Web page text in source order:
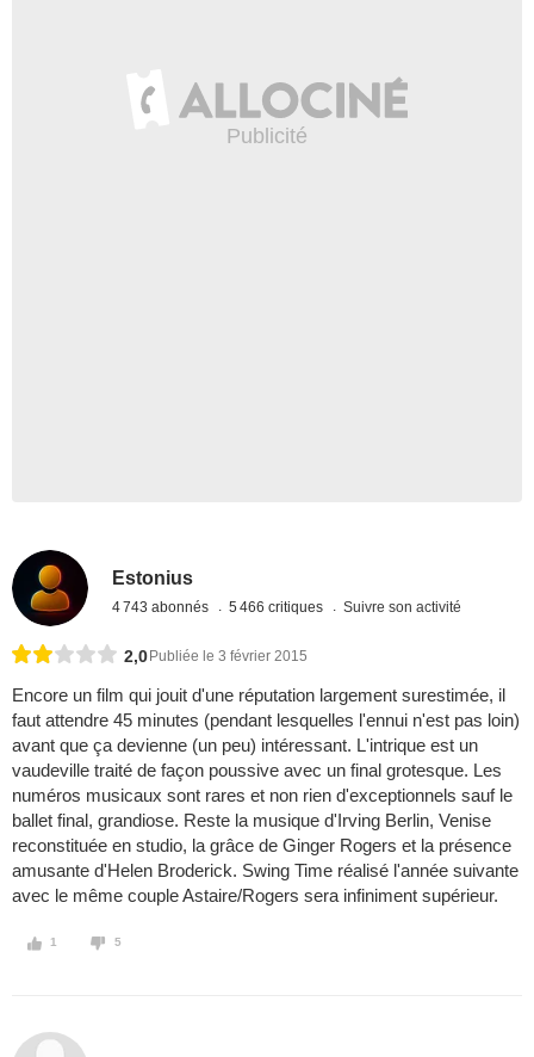
Estonius
4 743 abonnés 5 466 critiques Suivre son activité
2,0 Publiée le 3 février 2015
Encore un film qui jouit d'une réputation largement surestimée, il
faut attendre 45 minutes (pendant lesquelles l'ennui n'est pas loin)
avant que ça devienne (un peu) intéressant. L'intrique est un
vaudeville traité de façon poussive avec un final grotesque. Les
numéros musicaux sont rares et non rien d'exceptionnels sauf le
ballet final, grandiose. Reste la musique d'Irving Berlin, Venise
reconstituée en studio, la grâce de Ginger Rogers et la présence
amusante d'Helen Broderick. Swing Time réalisé l'année suivante
avec le même couple Astaire/Rogers sera infiniment supérieur.
1 5